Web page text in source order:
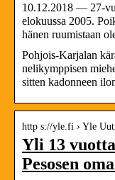
10.12.2018 — 27-
elokuussa 2005.
hänen ruumistaan
Pohjois-Karjalan
nelikymppisen
sitten kadonneen
http s://yle.fi › Yle
Yli 13
Pesosen